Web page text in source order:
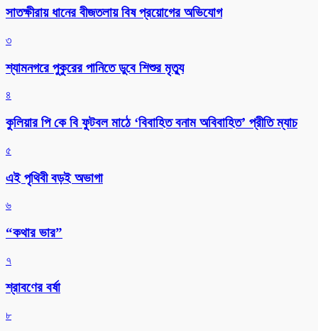
সাতক্ষীরায় ধানের বীজতলায় বিষ প্রয়োগের অভিযোগ
৩
শ্যামনগরে পুকুরের পানিতে ডুবে শিশুর মৃত্যু
৪
কুলিয়ার পি কে বি ফুটবল মাঠে ‘বিবাহিত বনাম অবিবাহিত’ প্রীতি ম্যাচ
৫
এই পৃথিবী বড়ই অভাগা
৬
“কথার ভার”
৭
শ্রাবণের বর্ষা
৮